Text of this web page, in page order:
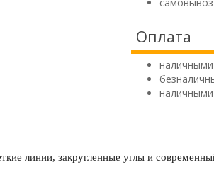
Оплата
линии, закругленные углы и